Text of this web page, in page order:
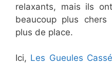
relaxants, mais ils
beaucoup plus
plus de place.
Ici, Les Gueules